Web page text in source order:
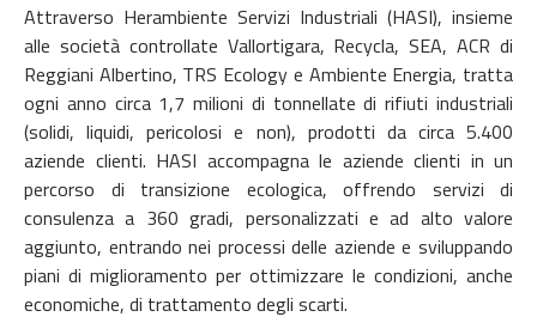
Attraverso Herambiente Servizi Industriali (HASI), insieme
alle società controllate Vallortigara, Recycla, SEA, ACR di
Reggiani Albertino, TRS Ecology e Ambiente Energia, tratta
ogni anno circa 1,7 milioni di tonnellate di rifiuti industriali
(solidi, liquidi, pericolosi e non), prodotti da circa 5.400
aziende clienti. HASI accompagna le aziende clienti in un
percorso di transizione ecologica, offrendo servizi di
consulenza a 360 gradi, personalizzati e ad alto valore
aggiunto, entrando nei processi delle aziende e sviluppando
piani di miglioramento per ottimizzare le condizioni, anche
economiche, di trattamento degli scarti.